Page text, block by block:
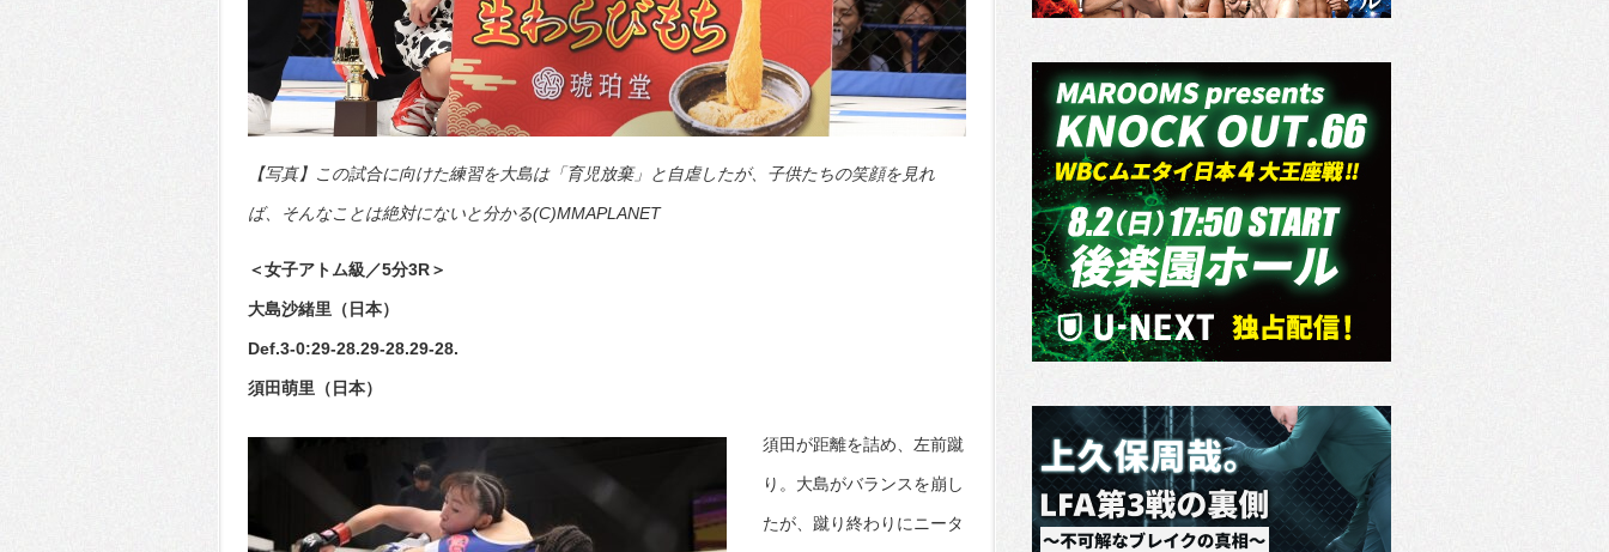
【写真】この試合に向けた練習を大島は「育児放棄」と自虐したが、子供たちの笑顔を見れ
ば、そんなことは絶対にないと分かる(C)MMAPLANET
＜女子アトム級／5分3R＞
大島沙緒里（日本）
Def.3-0:29-28.29-28.29-28.
須田萌里（日本）
須田が距離を詰め、左前蹴
り。大島がバランスを崩し
たが、蹴り終わりにニータ